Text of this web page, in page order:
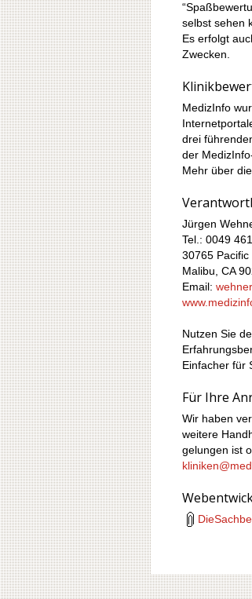
selbst sehen
Es erfolgt
Zwecken.
MedizInfo
drei
der
Mehr über
Jürgen
Tel.: 0049
30765
Malibu, CA
Email:
Nutzen Sie
Einfacher für
Für Ihre
Wir haben
weitere
gelungen ist